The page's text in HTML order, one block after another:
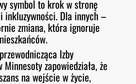
symbol to krok w stronę
inkluzywności. Dla innych –
zmiana, która ignoruje
Izby
zapowiedziała, że
na wejście w życie,